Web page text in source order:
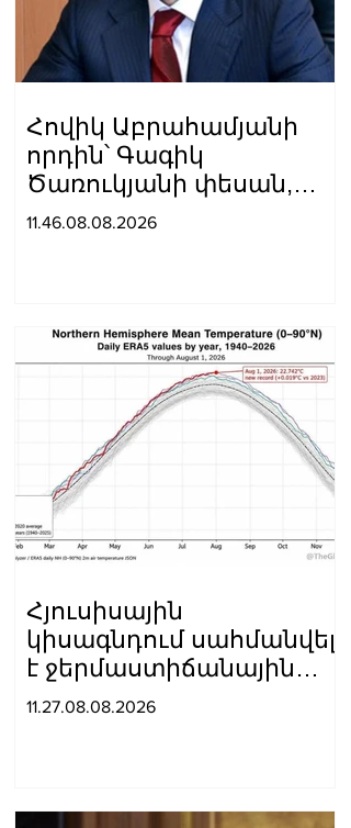
Հովիկ Աբրահամյանի
որդին՝ Գագիկ
Ծառուկյանի փեսան,
ձերբակալվել է
11.46.08.08.2026
Հյուսիսային
կիսագնդում սահմանվել
է ջերմաստիճանային
նոր ռեկորդ․ Լևոն
11.27.08.08.2026